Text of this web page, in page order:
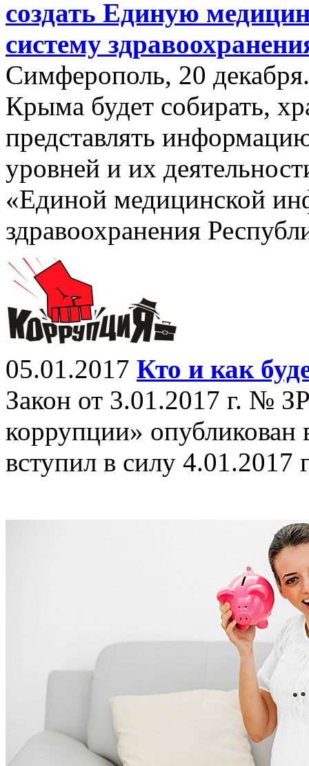
создать Единую
систему
Симферополь, 20
Крыма будет собирать,
представлять
уровней и их
«Единой медицинской
здравоохранения
05.01.2017 Кто и как
Закон от 3.01.2017 г. №
коррупции» опубликован
вступил в силу 4.01.2017